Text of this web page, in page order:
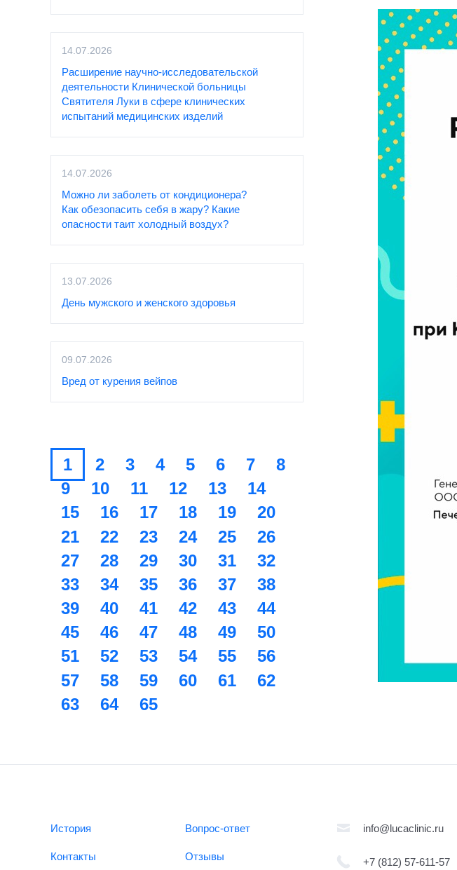
14.07.2026
Расширение научно-исследовательской
деятельности Клинической больницы
Святителя Луки в сфере клинических
испытаний медицинских изделий
14.07.2026
Можно ли заболеть от кондиционера?
Как обезопасить себя в жару? Какие
опасности таит холодный воздух?
13.07.2026
День мужского и женского здоровья
09.07.2026
Вред от курения вейпов
1 2 3 4 5 6 7
8
9
10 11 12 13
14
15
16 17 18 19
20
21
22 23 24 25
26
27
28 29 30 31
32
33
34 35 36 37
38
39
40 41 42 43
44
45
46 47 48 49
50
51
52 53 54 55
56
57
58 59 60 61
62
63
64 65
История Вопрос-ответ
Контакты Отзывы
info@lucaclinic.ru
+7 (812) 57-611-57